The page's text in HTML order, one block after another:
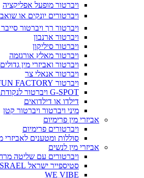
ויברטור מופעל אפליקציה
ויברטורים יונקים או
ויברטור רך ויברטור
ויברטור ארנבון
ויברטור סיליקון
ויברטור מאלץ אורגזמה
ויברטור ואביזרי מין גדולים
ויברטור אנאלי צר
ויברטור FUN FACTORY
G-SPOT ויברטור לנקודת ה ג'י
דילדו או דילדואים
מיני ויברטור ויברטור קטן
אביזרי מין פרימיום
ויברטורים פרימיום
סוללות ומטענים לאביזרי
אביזרי מין לנשים
ויברטורים עם שליטה
סטיספייר ישראל SATISFYER IN ISRAEL
WE VIBE